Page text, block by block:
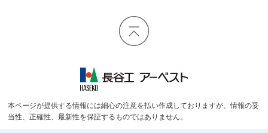
本ページが提供する情報には細心の注意を払い作成しておりますが、情報の妥
当性、正確性、最新性を保証するものではありません。